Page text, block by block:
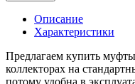
Описание
Характеристики
Предлагаем купить
коллекторах на
потому удобна в